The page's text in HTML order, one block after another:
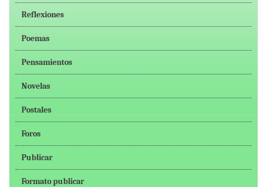
Reflexiones
Poemas
Pensamientos
Novelas
Postales
Foros
Publicar
Formato publicar